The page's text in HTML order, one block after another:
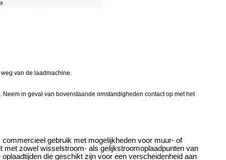
van de laadmachine.
in geval van bovenstaande omstandigheden contact op met het
gebruik met mogelijkheden voor muur- of
met zowel wisselstroom- als gelijkstroomoplaadpunten van
die geschikt zijn voor een verscheidenheid aan